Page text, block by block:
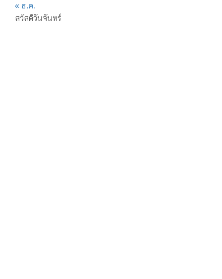
« ธ.ค.
สวัสดีวันจันทร์